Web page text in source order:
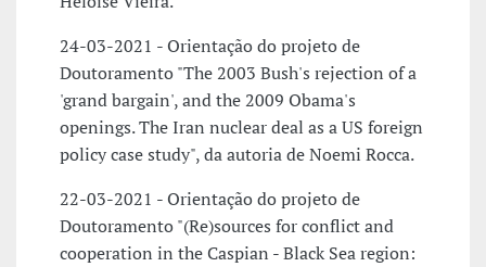
24-03-2021 - Orientação do projeto de
Doutoramento "The 2003 Bush's rejection of a
'grand bargain', and the 2009 Obama's
openings. The Iran nuclear deal as a US foreign
policy case study", da autoria de Noemi Rocca.
22-03-2021 - Orientação do projeto de
Doutoramento "(Re)sources for conflict and
cooperation in the Caspian - Black Sea region: